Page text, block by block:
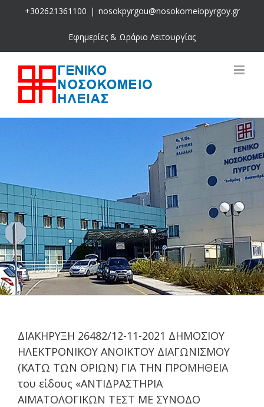
+302621361100 | nosokpyrgou@nosokomeiopyrgoy.gr
Εφημερίες & Ωράριο Λειτουργίας
ΔΙΑΚΗΡΥΞΗ 26482/12-11-2021 ΔΗΜΟΣΙΟΥ
ΗΛΕΚΤΡΟΝΙΚΟΥ ΑΝΟΙΚΤΟΥ ΔΙΑΓΩΝΙΣΜΟΥ
(ΚΑΤΩ ΤΩΝ ΟΡΙΩΝ) ΓΙΑ ΤΗΝ ΠΡΟΜΗΘΕΙΑ
του είδους «ΑΝΤΙΔΡΑΣΤΗΡΙΑ
ΑΙΜΑΤΟΛΟΓΙΚΩΝ ΤΕΣΤ ΜΕ ΣΥΝΟΔΟ